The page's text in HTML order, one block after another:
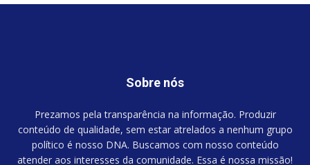
Sobre nós
Prezamos pela transparência na informação. Produzir
conteúdo de qualidade, sem estar atrelados a nenhum grupo
político é nosso DNA. Buscamos com nosso conteúdo
atender aos interesses da comunidade. Essa é nossa missão!